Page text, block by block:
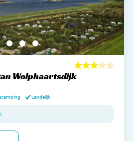
Wolphaartsdijk
Landelijk